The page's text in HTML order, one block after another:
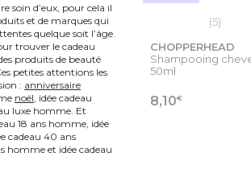
(5)
CHOPPERHEAD
Shampooing
50ml
8,10€
soin d’eux, pour cela il
et de marques qui
quelque soit l’âge.
trouver le cadeau
produits de beauté
petites attentions les
: anniversaire
noël , idée cadeau
luxe homme. Et
18 ans homme, idée
cadeau 40 ans
homme et idée cadeau